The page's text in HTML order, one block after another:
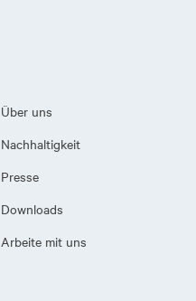
Über uns
Nachhaltigkeit
Presse
Downloads
Arbeite mit uns